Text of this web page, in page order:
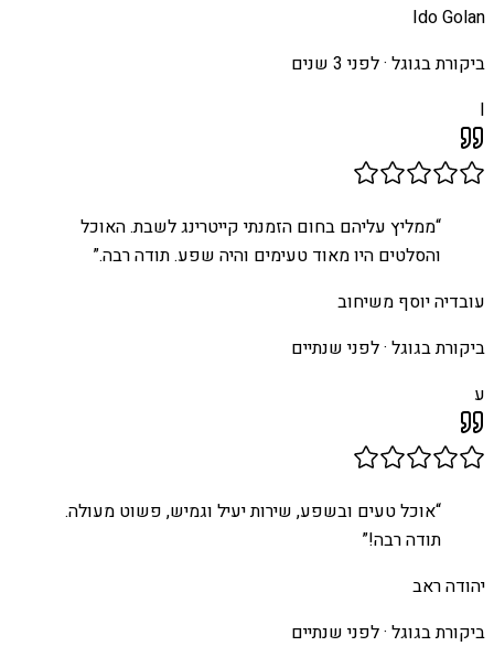
Ido Golan
ביקורת בגוגל ·לפני 3 שנים
I
“ממליץ עליהם בחום הזמנתי קייטרינג לשבת. האוכל
והסלטים היו מאוד טעימים והיה שפע. תודה רבה.”
עובדיה יוסף משיחוב
ביקורת בגוגל ·לפני שנתיים
ע
“אוכל טעים ובשפע, שירות יעיל וגמיש, פשוט מעולה.
תודה רבה!”
יהודה ראב
ביקורת בגוגל ·לפני שנתיים